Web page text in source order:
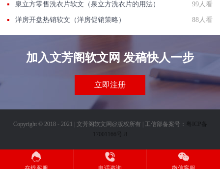
泉立方零售洗衣片软文（泉立方洗衣片的用法） 99人看
洋房开盘热销软文（洋房促销策略） 88人看
加入文芳阁软文网 发稿快人一步
立即注册
Copyright © 2018 - 2021 | 文芳阁软文网@版权所有 | 工信部备案号： 粤ICP备
17001166号-8